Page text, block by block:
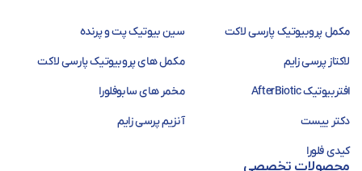
مکمل پروبیوتیک پارسی لاکت
لاکتاز پرسی زایم
افتربیوتیک AfterBiotic
دکتر ییست
کیدی فلورا
سین بیوتیک پت و پرنده
مکمل های پروبیوتیک پارسی لاکت
مخمر های سابوفلورا
آنزیم پرسی زایم
محصولات تخصصی